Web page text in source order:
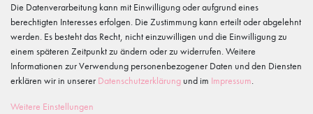
Kundenrezensionen()
5
4
1
Die Datenverarbeitung kann mit Einwilligung oder aufgrund eines
berechtigten Interesses erfolgen. Die Zustimmung kann erteilt oder abgelehnt
werden. Es besteht das Recht, nicht einzuwilligen und die Einwilligung zu
einem späteren Zeitpunkt zu ändern oder zu widerrufen. Weitere
Informationen zur Verwendung personenbezogener Daten und den Diensten
erklären wir in unserer Daten­schutz­erklärung und im Impressum.
Weitere Einstellungen